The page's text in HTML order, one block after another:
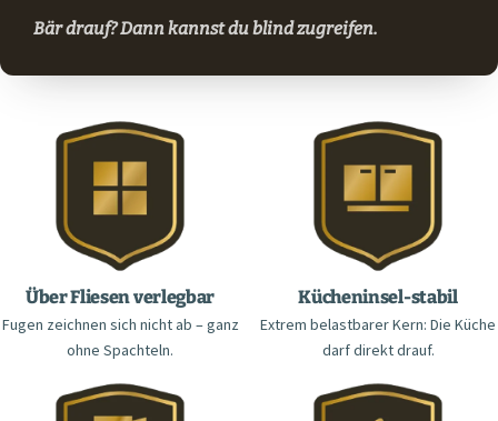
Bär drauf? Dann kannst du blind zugreifen.
Über Fliesen verlegbar
Fugen zeichnen sich nicht ab – ganz
ohne Spachteln.
Kücheninsel-stabil
Extrem belastbarer Kern: Die Küche
darf direkt drauf.